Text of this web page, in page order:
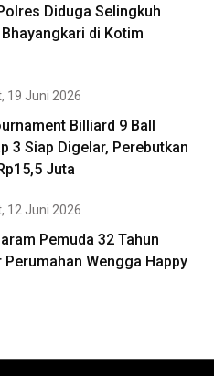
Diduga Selingkuh
di Kotim
19 Juni 2026
Billiard 9 Ball
3 Siap Digelar, Perebutkan
Juta
12 Juni 2026
Pemuda 32 Tahun
Perumahan Wengga Happy